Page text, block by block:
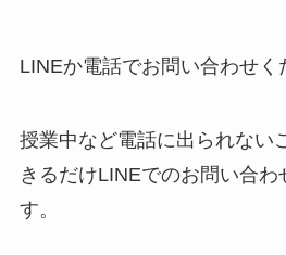
LINEか電話でお問い合わせく
授業中など電話に出られない
きるだけLINEでのお問い合わ
す。